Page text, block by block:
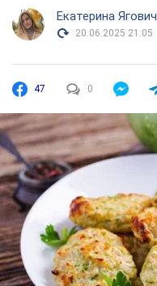
Екатерина Ягович
20.06.2025 21:05
47 0